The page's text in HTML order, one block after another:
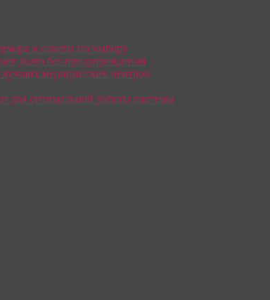
и советы по выбору
долю без предупреждения
медицинских центров
для оптимальной работы системы